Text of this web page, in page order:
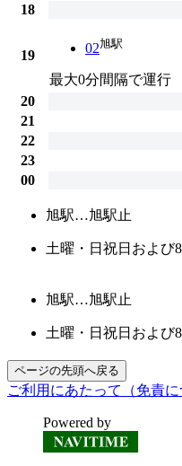
18
19 02旭駅
最大0分間隔で運行
20
21
22
23
00
旭駅…旭駅止
土曜・日祝日および
旭駅…旭駅止
土曜・日祝日および
ページの先頭へ戻る
ご利用にあたって（免責に
Powered by